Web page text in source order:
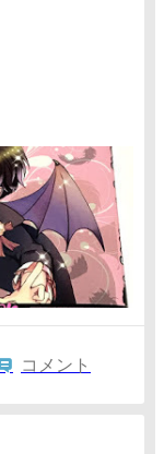
コメント